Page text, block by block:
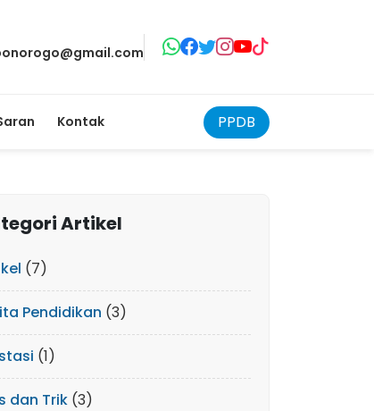
Kontak PPDB
Artikel
(7)
Pendidikan (3)
(1)
dan Trik (3)